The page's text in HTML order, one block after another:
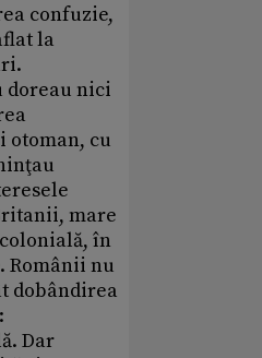
confuzie,
la
doreau nici
cu
mare
în
Românii nu
dobândirea
Dar